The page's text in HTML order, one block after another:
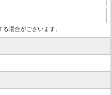
場合がございます。